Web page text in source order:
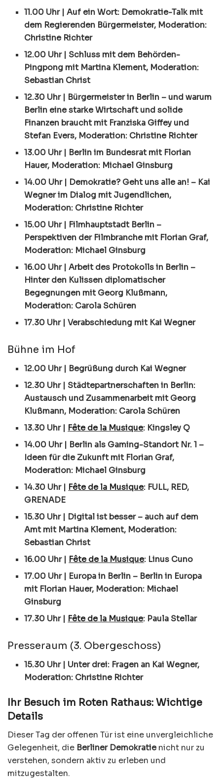
11.00 Uhr | Auf ein Wort: Demokratie-Talk mit
dem Regierenden Bürgermeister, Moderation:
Christine Richter
12.00 Uhr | Schluss mit dem Behörden-
Pingpong mit Martina Klement, Moderation:
Sebastian Christ
12.30 Uhr | Bürgermeister in Berlin – und warum
Berlin eine starke Wirtschaft und solide
Finanzen braucht mit Franziska Giffey und
Stefan Evers, Moderation: Christine Richter
13.00 Uhr | Berlin im Bundesrat mit Florian
Hauer, Moderation: Michael Ginsburg
14.00 Uhr | Demokratie? Geht uns alle an! – Kai
Wegner im Dialog mit Jugendlichen,
Moderation: Christine Richter
15.00 Uhr | Filmhauptstadt Berlin –
Perspektiven der Filmbranche mit Florian Graf,
Moderation: Michael Ginsburg
16.00 Uhr | Arbeit des Protokolls in Berlin –
Hinter den Kulissen diplomatischer
Begegnungen mit Georg Klußmann,
Moderation: Carola Schüren
17.30 Uhr | Verabschiedung mit Kai Wegner
Bühne im Hof
12.00 Uhr | Begrüßung durch Kai Wegner
12.30 Uhr | Städtepartnerschaften in Berlin:
Austausch und Zusammenarbeit mit Georg
Klußmann, Moderation: Carola Schüren
13.30 Uhr | Fête de la Musique: Kingsley Q
14.00 Uhr | Berlin als Gaming-Standort Nr. 1 –
Ideen für die Zukunft mit Florian Graf,
Moderation: Michael Ginsburg
14.30 Uhr | Fête de la Musique: FULL, RED,
GRENADE
15.30 Uhr | Digital ist besser – auch auf dem
Amt mit Martina Klement, Moderation:
Sebastian Christ
16.00 Uhr | Fête de la Musique: Linus Cuno
17.00 Uhr | Europa in Berlin – Berlin in Europa
mit Florian Hauer, Moderation: Michael
Ginsburg
17.30 Uhr | Fête de la Musique: Paula Stellar
Presseraum (3. Obergeschoss)
15.30 Uhr | Unter drei: Fragen an Kai Wegner,
Moderation: Christine Richter
Ihr Besuch im Roten Rathaus: Wichtige
Details
Dieser Tag der offenen Tür ist eine unvergleichliche
Gelegenheit, die Berliner Demokratienicht nur zu
verstehen, sondern aktiv zu erleben und
mitzugestalten.